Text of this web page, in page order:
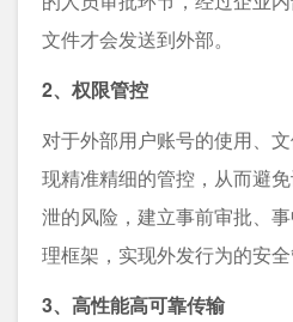
文件才会发送到外部。
2、权限管控
对于外部用户账号的使用、
现精准精细的管控，从而避
泄的风险，建立事前审批、
理框架，实现外发行为的安全
3、高性能高可靠传输